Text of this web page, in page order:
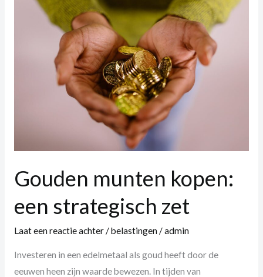
Gouden munten kopen:
een strategisch zet
Laat een reactie achter/belastingen/admin
Investeren in een edelmetaal als goud heeft door de
eeuwen heen zijn waarde bewezen. In tijden van
strategisch